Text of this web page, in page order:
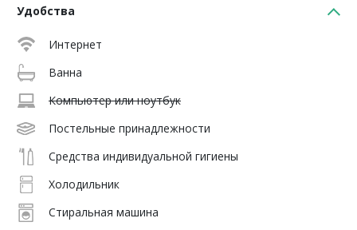
Удобства
Интернет
Ванна
Компьютер или ноутбук
Постельные принадлежности
Средства индивидуальной гигиены
Холодильник
Стиральная машина